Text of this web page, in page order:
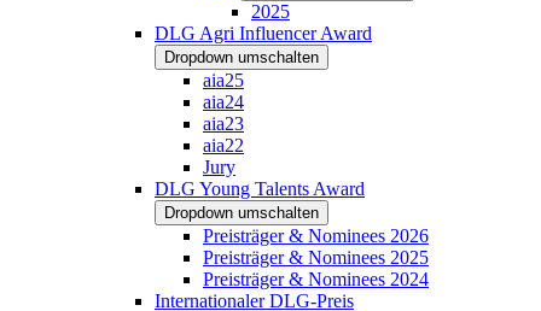
2025
DLG Agri Influencer Award
Dropdown umschalten
aia25
aia24
aia23
aia22
Jury
DLG Young Talents Award
Dropdown umschalten
Preisträger & Nominees 2026
Preisträger & Nominees 2025
Preisträger & Nominees 2024
Internationaler DLG-Preis